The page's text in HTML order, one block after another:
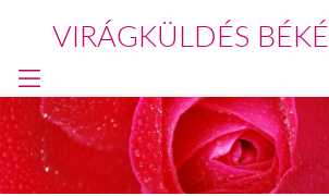
VIRÁGKÜLDÉS